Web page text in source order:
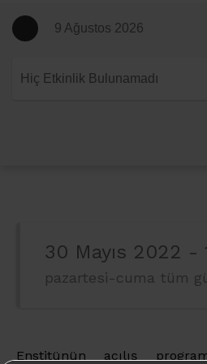
9 Ağustos 2026
Hiç Etkinlik Bulunamadı
30 Mayıs 2022 -
pazartesi-cuma tüm
Enstitünün açılış